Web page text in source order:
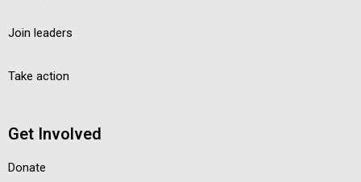
Join leaders
Take action
Get Involved
Donate